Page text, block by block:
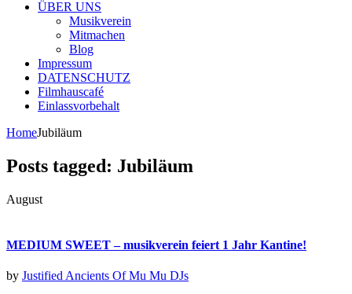
ÜBER UNS
Musikverein
Mitmachen
Blog
Impressum
DATENSCHUTZ
Filmhauscafé
Einlassvorbehalt
HomeJubiläum
Posts tagged: Jubiläum
August
MEDIUM SWEET – musikverein feiert 1 Jahr Kantine!
by Justified Ancients Of Mu Mu DJs